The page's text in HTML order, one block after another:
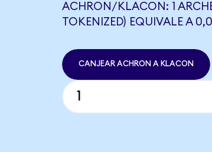
ACHRON/KLACON: 1
TOKENIZED) EQUIVALE A
CANJEAR ACHRON A KLACON